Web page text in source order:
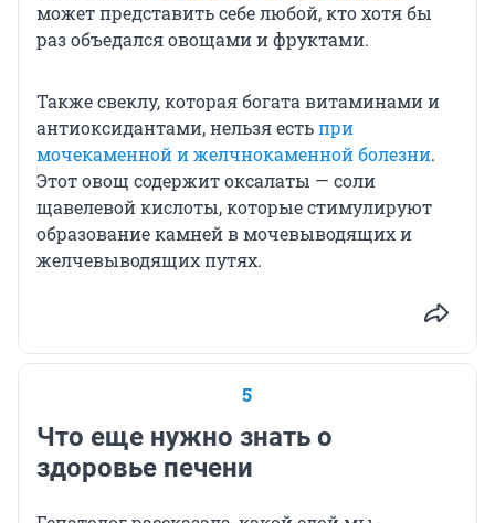
может представить себе любой, кто хотя бы
раз объедался овощами и фруктами.
Также свеклу, которая богата витаминами и
антиоксидантами, нельзя естьпри
мочекаменной и желчнокаменной болезни.
Этот овощ содержит оксалаты — соли
щавелевой кислоты, которые стимулируют
образование камней в мочевыводящих и
желчевыводящих путях.
5
Что еще нужно знать о
здоровье печени